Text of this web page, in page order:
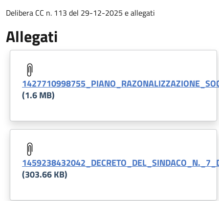
Delibera CC n. 113 del 29-12-2025 e allegati
Allegati
Document
(1.6 MB)
Document
(303.66 KB)